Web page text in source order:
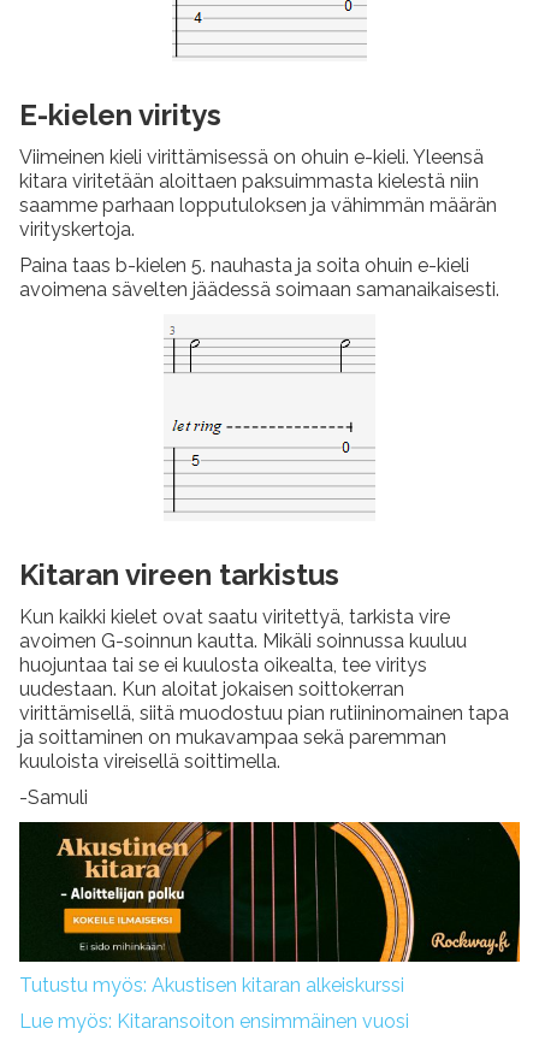
E-kielen viritys
Viimeinen kieli virittämisessä on ohuin e-kieli. Yleensä
kitara viritetään aloittaen paksuimmasta kielestä niin
saamme parhaan lopputuloksen ja vähimmän määrän
virityskertoja.
Paina taas b-kielen 5. nauhasta ja soita ohuin e-kieli
avoimena sävelten jäädessä soimaan samanaikaisesti.
Kitaran vireen tarkistus
Kun kaikki kielet ovat saatu viritettyä, tarkista vire
avoimen G-soinnun kautta. Mikäli soinnussa kuuluu
huojuntaa tai se ei kuulosta oikealta, tee viritys
uudestaan. Kun aloitat jokaisen soittokerran
virittämisellä, siitä muodostuu pian rutiininomainen tapa
ja soittaminen on mukavampaa sekä paremman
kuuloista vireisellä soittimella.
-Samuli
Tutustu myös: Akustisen kitaran alkeiskurssi
Lue myös: Kitaransoiton ensimmäinen vuosi